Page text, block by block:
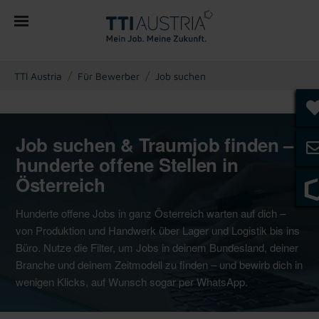
You are here:
TTI Austria Für Bewerber Job suchen
Job suchen & Traumjob finden –
hunderte offene Stellen in
Österreich
Hunderte offene Jobs in ganz Österreich warten auf dich –
von Produktion und Handwerk über Lager und Logistik bis ins
Büro. Nutze die Filter, um Jobs in deinem Bundesland, deiner
Branche und deinem Zeitmodell zu finden – und bewirb dich in
wenigen Klicks, auf Wunsch sogar per WhatsApp.